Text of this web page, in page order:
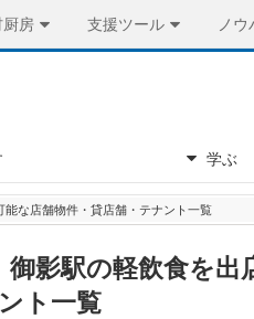
厨房 支援ツール ノウ
学ぶ
能な店舗物件・貸店舗・テナント一覧
御影駅の軽飲食を
ト一覧